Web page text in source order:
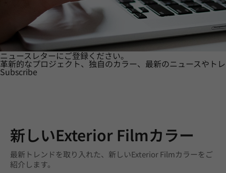
ニュースレターにご登録ください。
革新的なプロジェクト、独自のカラー、最新のニュースやト
Subscribe
新しいExterior Filmカラー
最新トレンドを取り入れた、新しいExterior Filmカラーをご
紹介します。